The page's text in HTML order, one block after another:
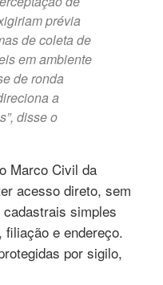
prévia
de coleta de
em ambiente
de ronda
a
disse o
Marco Civil da
acesso direto, sem
simples
filiação e endereço.
por sigilo,